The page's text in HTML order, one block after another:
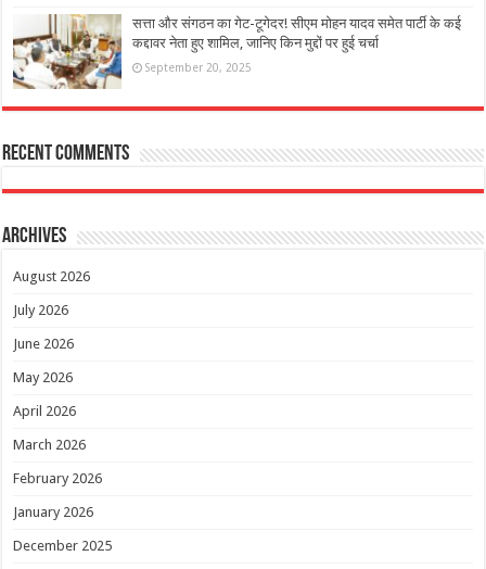
सत्ता और संगठन का गेट-टूगेदर! सीएम मोहन यादव समेत पार्टी के कई
कद्दावर नेता हुए शामिल, जानिए किन मुद्दों पर हुई चर्चा
September 20, 2025
Recent Comments
Archives
August 2026
July 2026
June 2026
May 2026
April 2026
March 2026
February 2026
January 2026
December 2025